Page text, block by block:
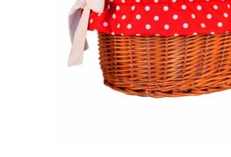
DODAJ U KOŠARICU